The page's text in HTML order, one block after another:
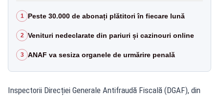
1 Peste 30.000 de abonați plătitori în fiecare lună
2 Venituri nedeclarate din pariuri și cazinouri online
3 ANAF va sesiza organele de urmărire penală
Inspectorii Direcției Generale Antifraudă Fiscală (DGAF), din